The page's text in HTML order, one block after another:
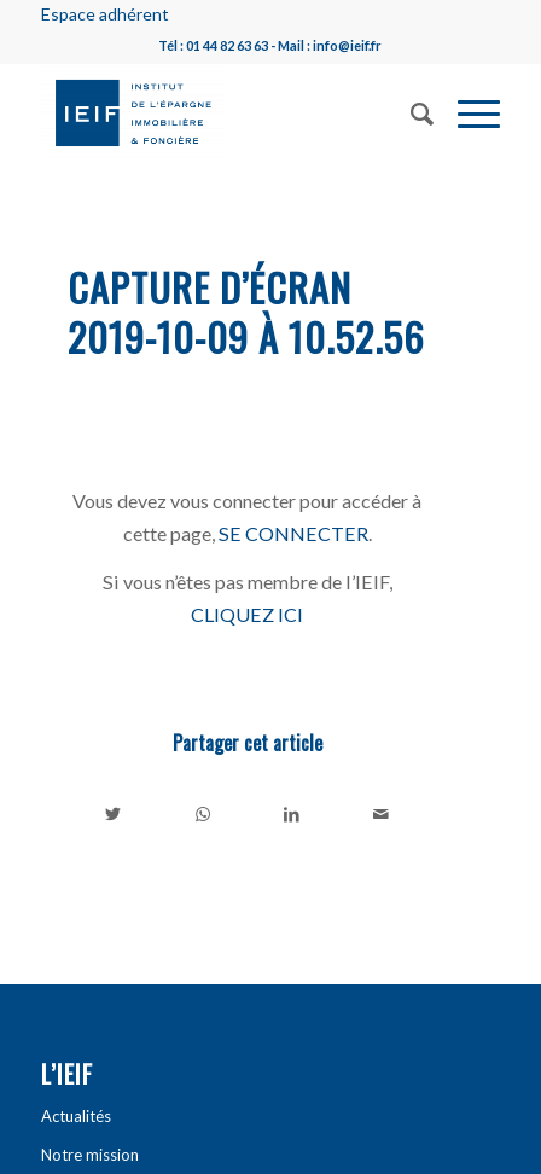
Espace adhérent
Tél : 01 44 82 63 63 - Mail : info@ieif.fr
CAPTURE D’ÉCRAN
2019-10-09 À 10.52.56
Vous devez vous connecter pour accéder à
cette page, SE CONNECTER
Si vous n’êtes pas membre de l’IEIF,
CLIQUEZ ICI
Partager cet article
L’IEIF
Actualités
Notre mission